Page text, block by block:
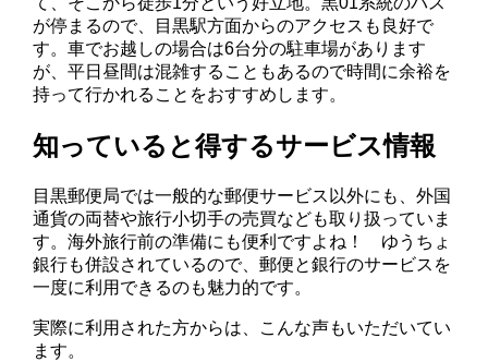
が停まるので、目黒駅方面からのアクセスも良好で
す。車でお越しの場合は6台分の駐車場があります
が、平日昼間は混雑することもあるので時間に余裕を
持って行かれることをおすすめします。
知っていると得するサービス情報
目黒郵便局では一般的な郵便サービス以外にも、外国
通貨の両替や旅行小切手の売買なども取り扱っていま
す。海外旅行前の準備にも便利ですよね！ ゆうちょ
銀行も併設されているので、郵便と銀行のサービスを
一度に利用できるのも魅力的です。
実際に利用された方からは、こんな声もいただいてい
ます。